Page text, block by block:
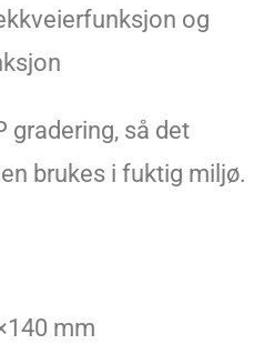
og
gradering, så det
brukes i fuktig miljø.
mm